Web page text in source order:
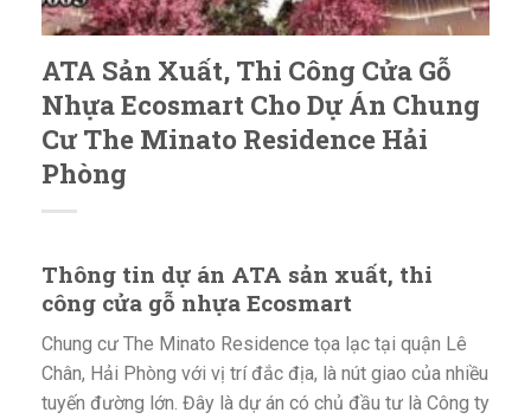
ATA Sản Xuất, Thi Công Cửa Gỗ
Nhựa Ecosmart Cho Dự Án Chung
Cư The Minato Residence Hải
Phòng
Thông tin dự án ATA sản xuất, thi
công cửa gỗ nhựa Ecosmart
Chung cư The Minato Residence tọa lạc tại quận Lê
Chân, Hải Phòng với vị trí đắc địa, là nút giao của nhiều
tuyến đường lớn. Đây là dự án có chủ đầu tư là Công ty